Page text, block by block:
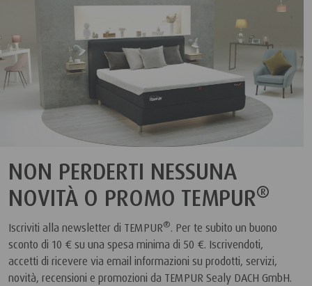
NON PERDERTI NESSUNA
NOVITÀ O PROMO TEMPUR®
Iscriviti alla newsletter di TEMPUR®. Per te subito un buono
sconto di 10 € su una spesa minima di 50 €. Iscrivendoti,
accetti di ricevere via email informazioni su prodotti, servizi,
novità, recensioni e promozioni da TEMPUR Sealy DACH GmbH.